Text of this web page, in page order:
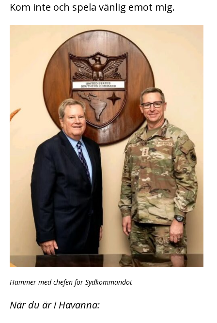
Kom inte och spela vänlig emot mig.
Hammer med chefen för Sydkommandot
När du är i Havanna: